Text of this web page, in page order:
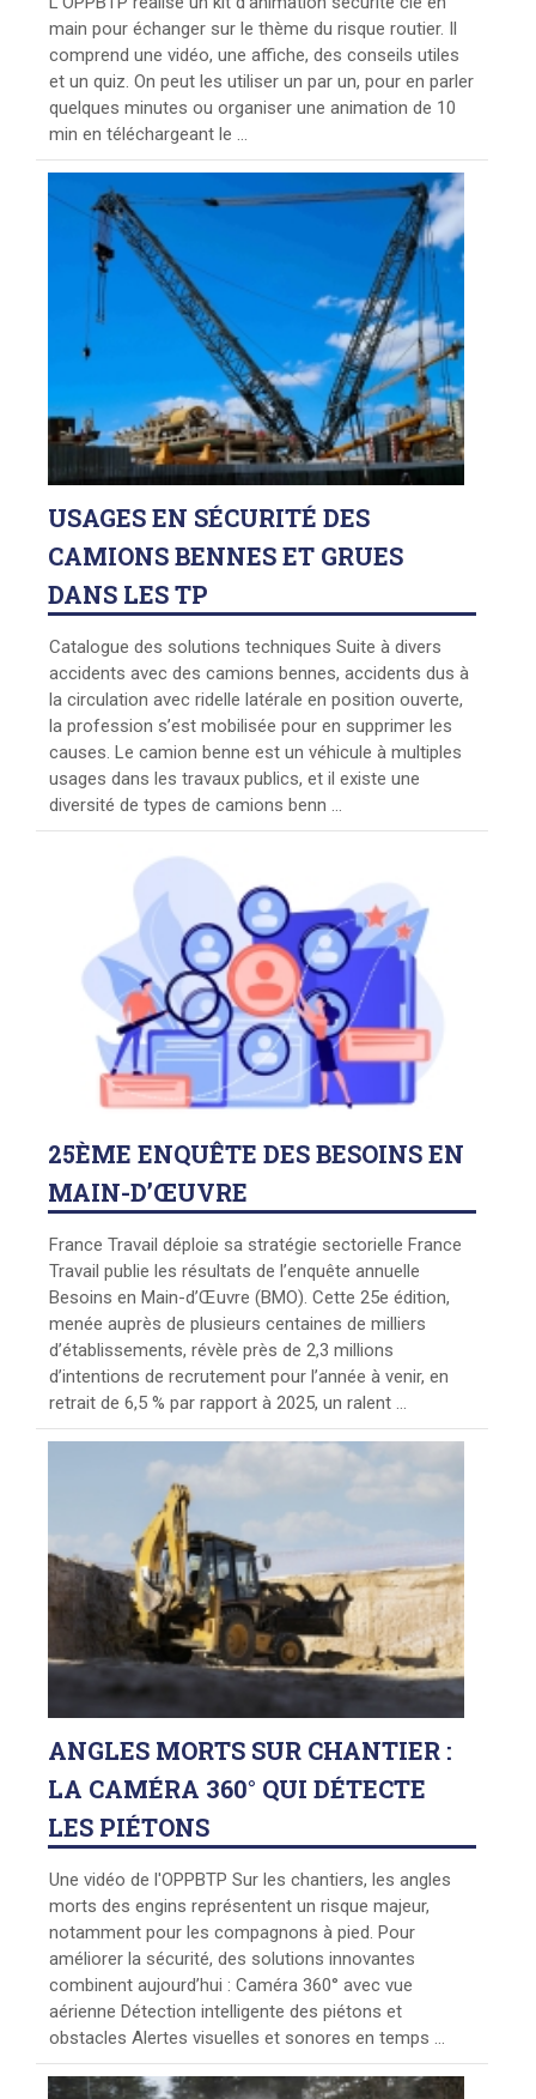
main pour échanger sur le thème du risque routier. Il
comprend une vidéo, une affiche, des conseils utiles
et un quiz. On peut les utiliser un par un, pour en parler
quelques minutes ou organiser une animation de 10
min en téléchargeant le ...
USAGESEN SÉCURITÉ DES
CAMIONS BENNES ET GRUES
DANS LES TP
Catalogue des solutions techniques Suite à divers
accidents avec des camions bennes, accidents dus à
la circulation avec ridelle latérale en position ouverte,
la profession s’est mobilisée pour en supprimer les
causes. Le camion benne est un véhicule à multiples
usages dans les travaux publics, et il existe une
diversité de types de camions benn ...
25ÈME ENQUÊTE DES BESOINS EN
MAIN-D’ŒUVRE
France Travail déploie sa stratégie sectorielle France
Travail publie les résultats de l’enquête annuelle
Besoins en Main-d’Œuvre (BMO). Cette 25e édition,
menée auprès de plusieurs centaines de milliers
d’établissements, révèle près de 2,3 millions
d’intentions de recrutement pour l’année à venir, en
retrait de 6,5 % par rapport à 2025, un ralent ...
ANGLES MORTS SUR CHANTIER :
LA CAMÉRA 360° QUI DÉTECTE
LES PIÉTONS
Une vidéo de l'OPPBTP Sur les chantiers, les angles
morts des engins représentent un risque majeur,
notamment pour les compagnons à pied. Pour
améliorer la sécurité, des solutions innovantes
combinent aujourd’hui : Caméra 360° avec vue
aérienne Détection intelligente des piétons et
obstacles Alertes visuelles et sonores en temps ...